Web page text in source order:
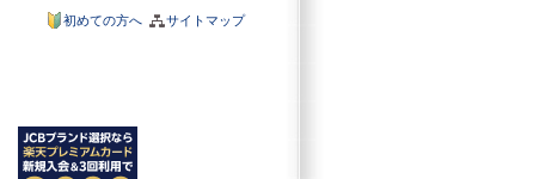
サイトマップ
初めての方へ